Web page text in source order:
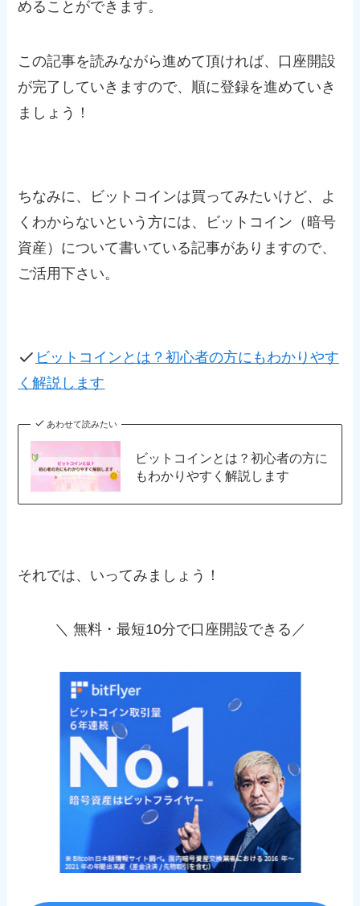
めることができます。
この記事を読みながら進めて頂ければ、口座開設
が完了していきますので、順に登録を進めていき
ましょう！
ちなみに、ビットコインは買ってみたいけど、よ
くわからないという方には、ビットコイン（暗号
資産）について書いている記事がありますので、
ご活用下さい。
ビットコインとは？初心者の方にもわかりやす
く解説します
あわせて読みたい
ビットコインとは？初心者の方に
もわかりやすく解説します
それでは、いってみましょう！
＼ 無料・最短10分で口座開設できる／